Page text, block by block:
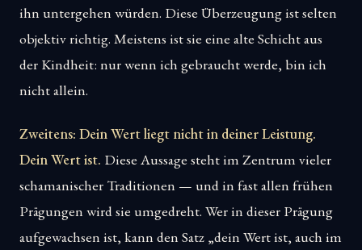
ihn untergehen würden. Diese Überzeugung ist selten
objektiv richtig. Meistens ist sie eine alte Schicht aus
der Kindheit: nur wenn ich gebraucht werde, bin ich
nicht allein.
Zweitens: Dein Wert liegt nicht in deiner Leistung.
Dein Wert ist. Diese Aussage steht im Zentrum vieler
schamanischer Traditionen — und in fast allen frühen
Prägungen wird sie umgedreht. Wer in dieser Prägung
aufgewachsen ist, kann den Satz „dein Wert ist, auch im